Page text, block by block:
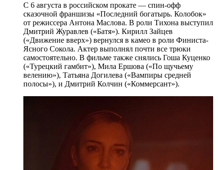
С 6 августа в российском прокате — спин-офф
сказочной франшизы «Последний богатырь. Колобок»
от режиссера Антона Маслова. В роли Тихона выступил
Дмитрий Журавлев («Батя»). Кирилл Зайцев
(«Движение вверх») вернулся в камео в роли Финиста-
Ясного Сокола. Актер выполнял почти все трюки
самостоятельно. В фильме также снялись Гоша Куценко
(«Турецкий гамбит»), Мила Ершова («По щучьему
велению»), Татьяна Догилева («Вампиры средней
полосы»), и Дмитрий Колчин («Коммерсант»).